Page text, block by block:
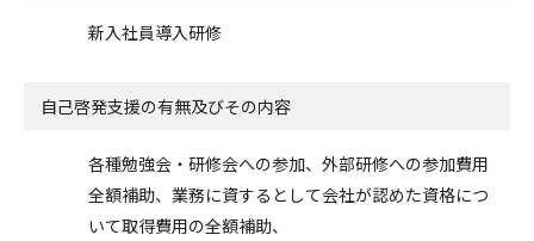
新入社員導入研修
自己啓発支援の有無及びその内容
各種勉強会・研修会への参加、外部研修への参加費用
全額補助、業務に資するとして会社が認めた資格につ
いて取得費用の全額補助、